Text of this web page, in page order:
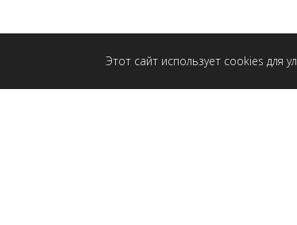
Этот сайт использует cookies для